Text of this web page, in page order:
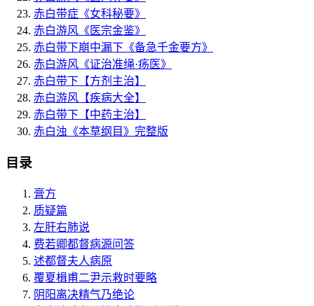
赤白带症 《女科秘要》
赤白游风 《医宗金鉴》
赤白带下崩中漏下 《备急千金要方》
赤白游风 《证治准绳·疡医》
赤白带下 【方剂主治】
赤白游风 【疾病大全】
赤白带下 【中药主治】
赤白浊 《本草纲目》完整版
目录
膏方
质疑篇
左肝右肺说
费若卿都督病源问答
述都督夫人病原
覆夏楫甫二尹示救时要略
阴阳离决精气乃绝论